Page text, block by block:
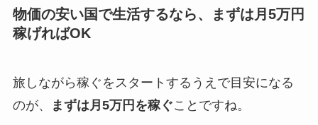
物価の安い国で生活するなら、まずは月5万円
稼げればOK
旅しながら稼ぐをスタートするうえで目安になる
のが、
まずは月5万円を稼ぐことですね。